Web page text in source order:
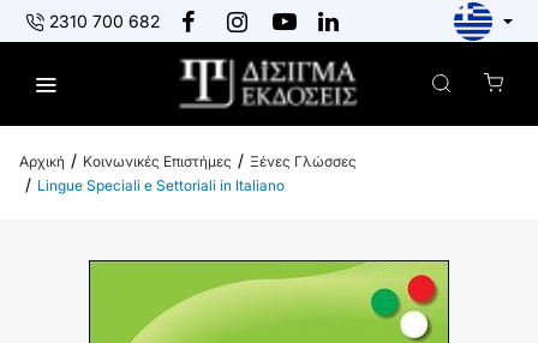
2310 700 682
o
Κοινωνικές Επιστήμες
Ξένες Γλώσσες
Lingue Speciali e Settoriali in Italiano